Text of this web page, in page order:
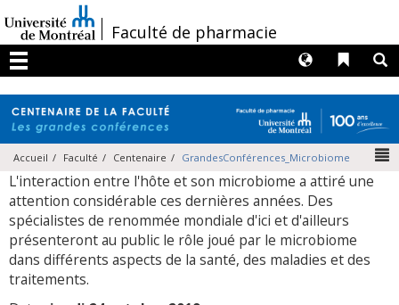
au
contenu
/Faculté de pharmacie
Menu
Liens
Langues
Accueil Faculté Centenaire GrandesConférences_Microbiome
L'interaction entre l'hôte et son microbiome a attiré une
attention considérable ces dernières années. Des
spécialistes de renommée mondiale d'ici et d'ailleurs
présenteront au public le rôle joué par le microbiome
dans différents aspects de la santé, des maladies et des
traitements.